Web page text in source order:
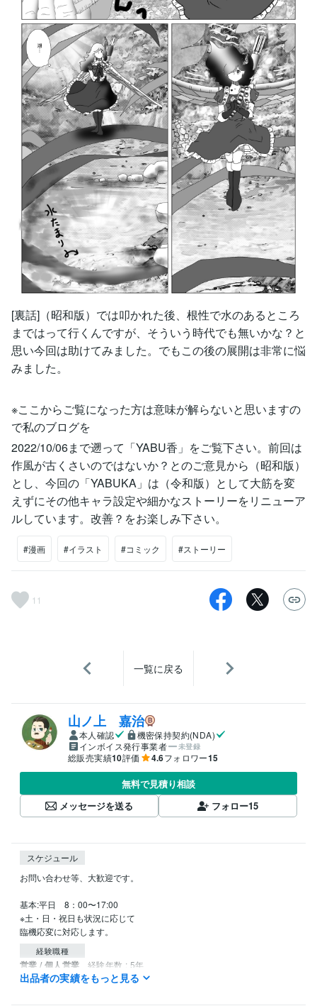
[裏話]（昭和版）では叩かれた後、根性で水のあるところ
まではって行くんですが、そういう時代でも無いかな？と
思い今回は助けてみました。でもこの後の展開は非常に悩
みました。
※ここからご覧になった方は意味が解らないと思いますの
で私のブログを
2022/10/06まで遡って「YABU香」をご覧下さい。前回は
作風が古くさいのではないか？とのご意見から（昭和版）
とし、今回の「YABUKA」は（令和版）として大筋を変
えずにその他キャラ設定や細かなストーリーをリニューア
ルしています。改善？をお楽しみ下さい。
#漫画 #イラスト #コミック #ストーリー
11
一覧に戻る
山ノ上 嘉治
本人確認
機密保持契約(NDA)
インボイス発行事業者
未登録
総販売実績10評価 4.6フォロワー15
無料で見積り相談
メッセージを送る
フォロー15
スケジュール
お問い合わせ等、大歓迎です。
基本:平日　8：00〜17:00
※土・日・祝日も状況に応じて
臨機応変に対応します。
経験職種
営業 / 個人営業 経験年数 : 5年
メディア・出版・広告 / クリエイティブ・アートディレクター
出品者の実績をもっと見る